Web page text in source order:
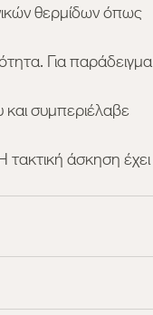
θερμίδων όπως
Για παράδειγμα
συμπεριέλαβε
άσκηση έχει